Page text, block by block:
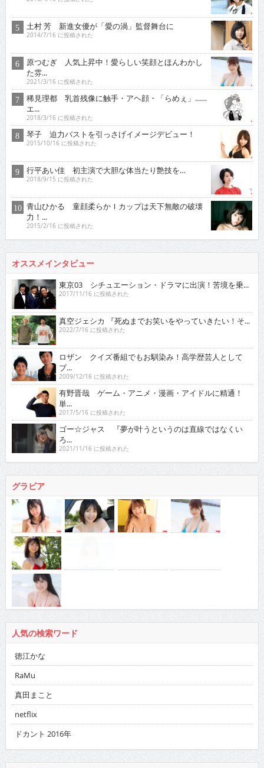
土村 芳 新進女優が「愛の渦」監督舞台に
2014/7/16 に投稿された
原つむぎ 人気上昇中！愛らしい笑顔とほんわかし
た雰...
2021/3/16 に投稿された
稀見理都 乳首残像に触手・アヘ顔・「らめぇ」……
エ...
2018/3/16 に投稿された
琴子 迫力バストを引っさげイメージデビュー！
2015/10/16 に投稿された
行平あい佳 初主演で大胆な体当たり艶技を…
2018/9/15 に投稿された
青山ひかる 童顔柔らかＩカップは天下無敵の破壊
力！...
2015/2/16 に投稿された
オススメインタビュー
東京03 シチュエーション・ドラマに出演！苦境を乗...
2017/11/16 に投稿された
真空ジェシカ 『死ぬまでお笑いをやっていきたい！そ...
2022/7/16 に投稿された
ロザン クイズ番組でもお馴染み！高学歴芸人として
ブ...
2009/12/16 に投稿された
有野晋哉 ゲーム・アニメ・漫画・アイドルに精通！
単...
2017/5/16 に投稿された
ゴー☆ジャス 『夢が叶うというのは直線ではなくい
ろ...
2021/11/16 に投稿された
グラビア
人気の検索ワード
徳江かな
RaMu
真田まこと
netflix
ドカント 2016年